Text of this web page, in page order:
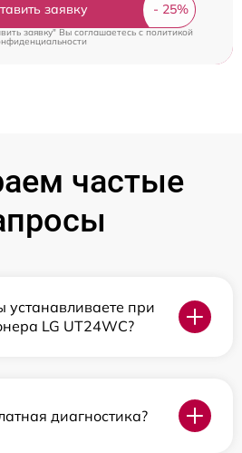
заявку
заявку" Вы соглашаетесь cполитикой
частые
устанавливаете при
LG UT24WC?
диагностика?